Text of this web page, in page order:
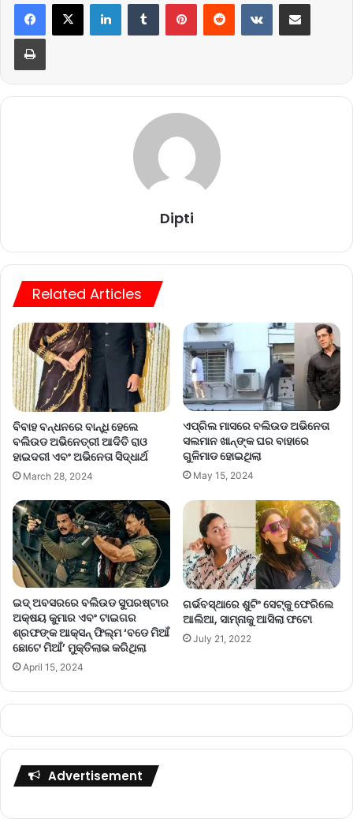
Dipti
Related Articles
ବିବାହ ବନ୍ଧନରେ ବାନ୍ଧି ହେଲେ
ବଲିଉଡ ଅଭିନେତ୍ରୀ ଆଦିତି ରାଓ
ହାଇଦରୀ ଏବଂ ଅଭିନେତା ସିଦ୍ଧାର୍ଥ
March 28, 2024
ଏପ୍ରିଲ ମାସରେ ବଲିଉଡ ଅଭିନେତା
ସଲମାନ ଖାନ୍‌ଙ୍କ ଘର ବାହାରେ
ଗୁଳିମାଡ ହୋଇଥିଲା
May 15, 2024
ଇଦ୍ ଅବସରରେ ବଲିଉଡ ସୁପରଷ୍ଟାର
ଅକ୍ଷୟ କୁମାର ଏବଂ ଟାଇଗର
ଶ୍ରଫଙ୍କ ଆକ୍ସନ୍ ଫିଲ୍ମ ‘ବଡେ ମିଆଁ
ଛୋଟେ ମିଆଁ’ ମୁକ୍ତିଲାଭ କରିଥିଲା
April 15, 2024
ଗର୍ଭବସ୍ଥାରେ ଶୁଟିଂ ସେଟ୍‌କୁ ଫେରିଲେ
ଆଲିଆ, ସାମ୍ନାକୁ ଆସିଲା ଫଟୋ
July 21, 2022
Advertisement